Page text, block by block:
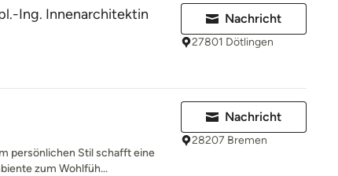
Ing. Innenarchitektin
Nachricht
27801 Dötlingen
persönlichen Stil schafft eine
zum Wohlfüh...
Nachricht
28207 Bremen